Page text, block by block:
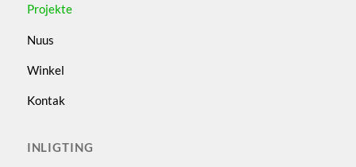
Projekte
Nuus
Winkel
Kontak
INLIGTING